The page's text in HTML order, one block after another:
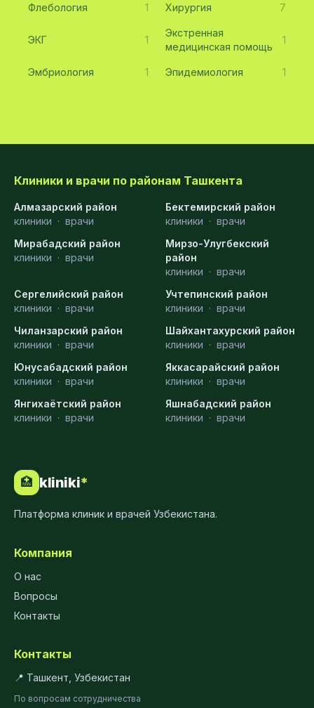
Флебология 1 Хирургия 7
ЭКГ 1
Экстренная
медицинская помощь
1
Эмбриология 1 Эпидемиология 1
Клиники и врачи по районам Ташкента
Алмазарский район
клиники · врачи
Бектемирский район
клиники · врачи
Мирабадский район
клиники · врачи
Мирзо-Улугбекский
район
клиники · врачи
Сергелийский район
клиники · врачи
Учтепинский район
клиники · врачи
Чиланзарский район
клиники · врачи
Шайхантахурский район
клиники · врачи
Юнусабадский район
клиники · врачи
Яккасарайский район
клиники · врачи
Янгихаётский район
клиники · врачи
Яшнабадский район
клиники · врачи
🏥 kliniki*
Платформа клиник и врачей Узбекистана.
Компания
О нас
Вопросы
Контакты
Контакты
📍 Ташкент, Узбекистан
По вопросам сотрудничества